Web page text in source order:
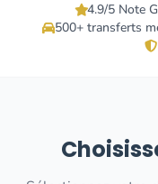
4.9/5 Note
500+ transferts